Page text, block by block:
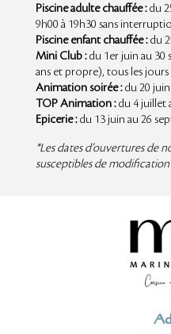
Piscine adulte chauffée :du
9h00 à 19h30 sans
Piscine enfant chauffée :du
Mini Club :du 1er juin au 30
ans et propre), tous les jours
Animation soirée :du 20 juin
TOP Animation :du 4 juillet
Epicerie :du 13 juin au 26
*Les dates d’ouvertures de
susceptibles de